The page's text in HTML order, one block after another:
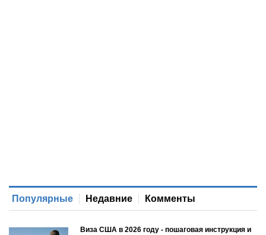
Популярные Недавние Комменты
Виза США в 2026 году - пошаговая инструкция и